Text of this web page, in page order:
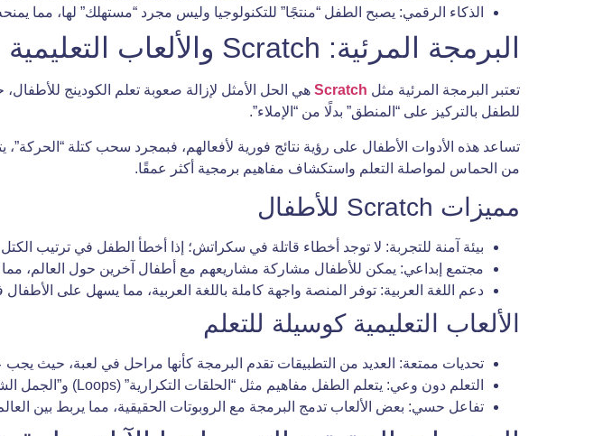
الذكاء الرقمي: يصبح الطفل “منتجًا” للتكنولوجيا وليس مجرد “مستهلك” لها، مما
البرمجة المرئية: Scratch والألعاب التعليمية
تعتبر البرمجة المرئية مثل Scratch هي الحل الأمثل لإزالة صعوبة تعلم الكودينج للأطفال،
للطفل بالتركيز على “المنطق” بدلًا من “الإملاء”.
تساعد هذه الأدوات الأطفال على رؤية نتائج فورية لأفعالهم، فبمجرد سحب كتلة “الحركة”،
من الحماس لمواصلة التعلم واستكشاف مفاهيم برمجية أكثر عمقًا.
مميزات Scratch للأطفال
بيئة آمنة للتجربة: لا توجد أخطاء قاتلة في سكراتش؛ إذا أخطأ الطفل في ترتيب
مجتمع إبداعي: يمكن للأطفال مشاركة مشاريعهم مع أطفال آخرين حول العالم،
دعم اللغة العربية: توفر المنصة واجهة كاملة باللغة العربية، مما يسهل على
الألعاب التعليمية كوسيلة للتعلم
تحديات ممتعة: العديد من التطبيقات تقدم البرمجة كأنها مراحل في لعبة، حيث
التعلم دون وعي: يتعلم الطفل مفاهيم مثل “الحلقات التكرارية” (Loops) و”الجمل الشرطية” (If Statements) وهو يظن أنه يلعب فقط، وهذا هو قمة النجاح التعليمي.
تفاعل حسي: بعض الألعاب تدمج البرمجة مع الروبوتات الحقيقية، مما يربط بين